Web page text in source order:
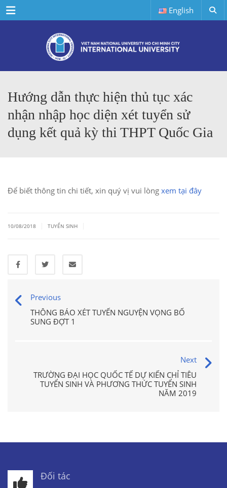
Menu English
Hướng dẫn thực hiện thủ tục xác
nhận nhập học diện xét tuyển sử
dụng kết quả kỳ thi THPT Quốc Gia
Để biết thông tin chi tiết, xin quý vị vui lòng xem tại đây
10/08/2018 TUYỂN SINH
Previous
THÔNG BÁO XÉT TUYỂN NGUYỆN VỌNG BỔ
SUNG ĐỢT 1
Next
TRƯỜNG ĐẠI HỌC QUỐC TẾ DỰ KIẾN CHỈ TIÊU
TUYỂN SINH VÀ PHƯƠNG THỨC TUYỂN SINH
NĂM 2019
Đối tác